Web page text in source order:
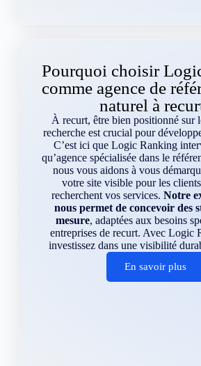
Pourquoi choisir
comme agence de
naturel à
À recurt, être bien positionné sur
recherche est crucial pour
C’est ici que Logic Ranking
qu’agence spécialisée dans le
nous vous aidons à vous
votre site visible pour les
recherchent vos services. Notre
nous permet de concevoir des
mesure, adaptées aux besoins
entreprises de recurt. Avec Logic
investissez dans une visibilité
En savoir plus